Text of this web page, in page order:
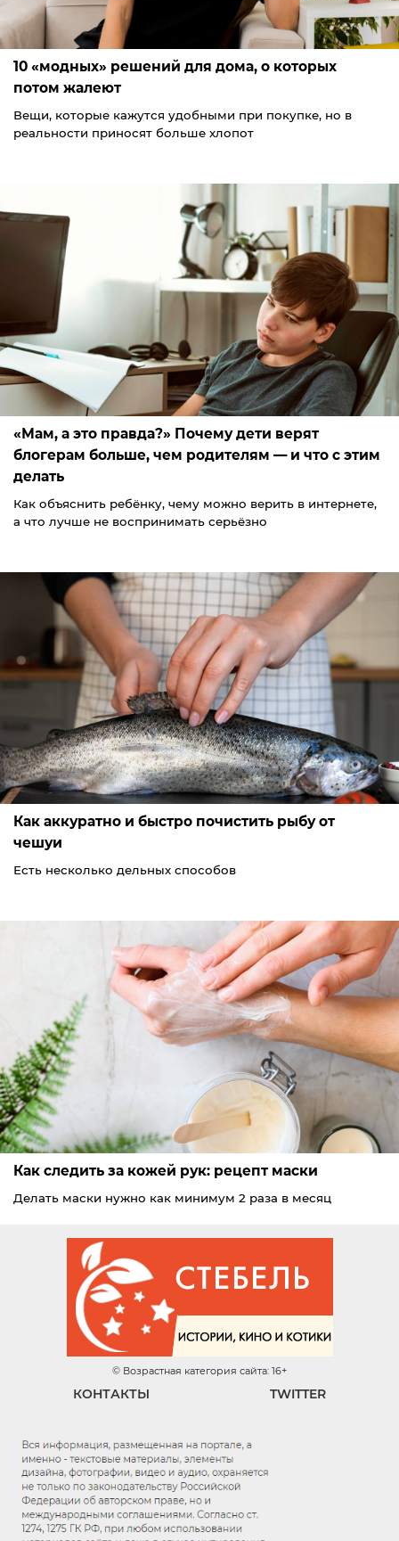
10 «модных» решений для дома, о которых
потом жалеют
Вещи, которые кажутся удобными при покупке, но в
реальности приносят больше хлопот
«Мам, а это правда?» Почему дети верят
блогерам больше, чем родителям — и что с этим
делать
Как объяснить ребёнку, чему можно верить в интернете,
а что лучше не воспринимать серьёзно
Как аккуратно и быстро почистить рыбу от
чешуи
Есть несколько дельных способов
Как следить за кожей рук: рецепт маски
Делать маски нужно как минимум 2 раза в месяц
© Возрастная категория сайта: 16+
КОНТАКТЫ TWITTER